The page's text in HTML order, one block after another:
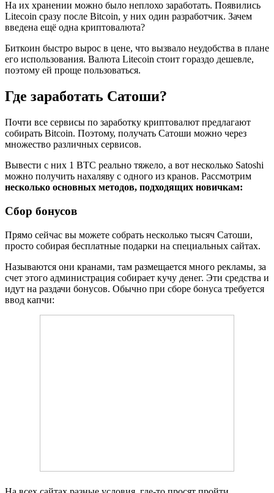
На их хранении можно было неплохо заработать. Появились
Litecoin сразу после Bitcoin, у них один разработчик. Зачем
введена ещё одна криптовалюта?
Биткоин быстро вырос в цене, что вызвало неудобства в плане
его использования. Валюта Litecoin стоит гораздо дешевле,
поэтому ей проще пользоваться.
Где заработать Сатоши?
Почти все сервисы по заработку криптовалют предлагают
собирать Bitcoin. Поэтому, получать Сатоши можно через
множество различных сервисов.
Вывести с них 1 BTC реально тяжело, а вот несколько Satoshi
можно получить нахаляву с одного из кранов. Рассмотрим
несколько основных методов, подходящих новичкам:
Сбор бонусов
Прямо сейчас вы можете собрать несколько тысяч Сатоши,
просто собирая бесплатные подарки на специальных сайтах.
Называются они кранами, там размещается много рекламы, за
счет этого администрация собирает кучу денег. Эти средства и
идут на раздачи бонусов. Обычно при сборе бонуса требуется
ввод капчи: